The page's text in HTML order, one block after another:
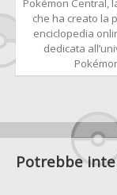
Pokémon Central,
che ha creato la
enciclopedia
dedicata
Potrebbe